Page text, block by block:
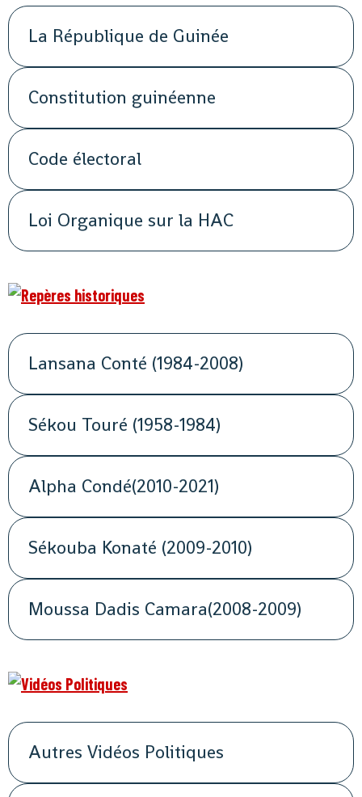
La République de Guinée
Constitution guinéenne
Code électoral
Loi Organique sur la HAC
Lansana Conté (1984-2008)
Sékou Touré (1958-1984)
Alpha Condé(2010-2021)
Sékouba Konaté (2009-2010)
Moussa Dadis Camara(2008-2009)
Autres Vidéos Politiques